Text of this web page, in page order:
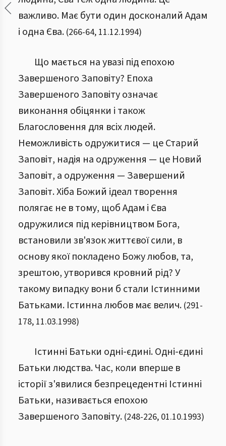
важливо. Має бути один досконалий Адам
і одна Єва. (266-64, 11.12.1994)
Що мається на увазі під епохою
Завершеного Заповіту? Епоха
Завершеного Заповіту означає
виконання обіцянки і також
Благословення для всіх людей.
Неможливість одружитися — це Старий
Заповіт, надія на одруження — це Новий
Заповіт, а одруження — Завершений
Заповіт. Хіба Божий ідеал творення
полягає не в тому, щоб Адам і Єва
одружилися під керівництвом Бога,
встановили зв'язок життєвої сили, в
основу якої покладено Божу любов, та,
зрештою, утворився кровний рід? У
такому випадку вони б стали Істинними
Батьками. Істинна любов має велич. (291-
178, 11.03.1998)
Істинні Батьки одні-єдині. Одні-єдині
Батьки людства. Час, коли вперше в
історії з'явилися безпрецедентні Істинні
Батьки, називається епохою
Завершеного Заповіту. (248-226, 01.10.1993)